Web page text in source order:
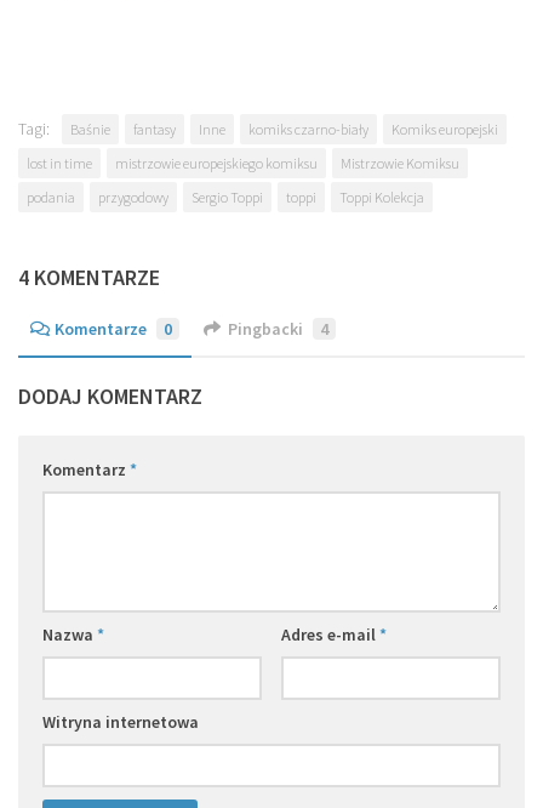
Tagi: Baśnie fantasy Inne komiks czarno-biały
Komiks europejski
lost in time
mistrzowie europejskiego komiksu
Mistrzowie Komiksu
podania
przygodowy Sergio Toppi toppi Toppi Kolekcja
4 KOMENTARZE
Komentarze 0 Pingbacki 4
DODAJ KOMENTARZ
Komentarz *
Nazwa * Adres e-mail*
Witryna internetowa